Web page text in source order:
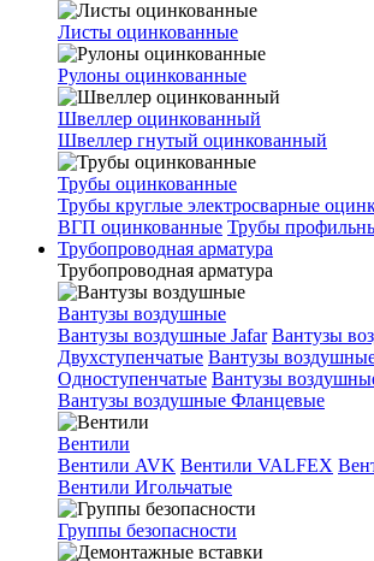
Листы оцинкованные
Рулоны оцинкованные
Швеллер оцинкованный
Швеллер гнутый оцинкованный
Трубы оцинкованные
Трубы круглые электросварные
ВГП оцинкованные Трубы
Трубопроводная арматура
Трубопроводная арматура
Вантузы воздушные
Вантузы воздушные Jafar Вантузы
Двухступенчатые Вантузы
Одноступенчатые Вантузы
Вантузы воздушные Фланцевые
Вентили
Вентили AVK Вентили VALFEX
Вентили Игольчатые
Группы безопасности